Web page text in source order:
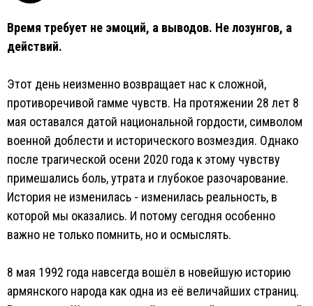
Время требует не эмоций, а выводов. Не лозунгов, а
действий.
Этот день неизменно возвращает нас к сложной,
противоречивой гамме чувств. На протяжении 28 лет 8
мая оставался датой национальной гордости, символом
военной доблести и исторического возмездия. Однако
после трагической осени 2020 года к этому чувству
примешались боль, утрата и глубокое разочарование.
История не изменилась - изменилась реальность, в
которой мы оказались. И потому сегодня особенно
важно не только помнить, но и осмыслять.
8 мая 1992 года навсегда вошёл в новейшую историю
армянского народа как одна из её величайших страниц.